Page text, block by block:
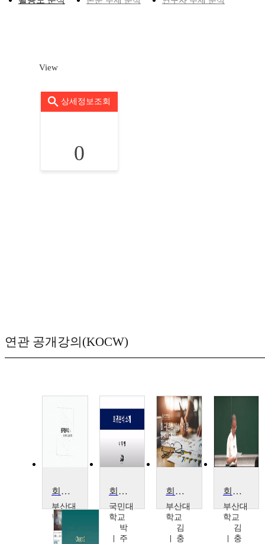
View
상세정보조회
0
연관 공개강의(KOCW)
회귀분석(II)
부산대
학교
회귀분석
국민대
학교
박
주
회귀분석(I)
부산대
학교
김
충
회귀분석 ll
부산대
학교
김
충